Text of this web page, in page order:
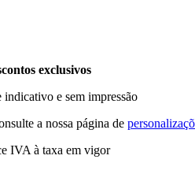
exclusivos
indicativo e sem impressão
a nossa página de
IVA à taxa em vigor